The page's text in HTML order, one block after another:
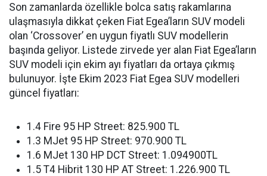
Son zamanlarda özellikle bolca satış rakamlarına
ulaşmasıyla dikkat çeken Fiat Egea’ların SUV modeli
olan ‘Crossover’ en uygun fiyatlı SUV modellerin
başında geliyor. Listede zirvede yer alan Fiat Egea’ların
SUV modeli için ekim ayı fiyatları da ortaya çıkmış
bulunuyor. İşte Ekim 2023 Fiat Egea SUV modelleri
güncel fiyatları:
1.4 Fire 95 HP Street: 825.900 TL
1.3 MJet 95 HP Street: 970.900 TL
1.6 MJet 130 HP DCT Street: 1.094900TL
1.5 T4 Hibrit 130 HP AT Street: 1.226.900 TL